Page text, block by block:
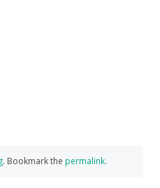
. Bookmark the permalink.